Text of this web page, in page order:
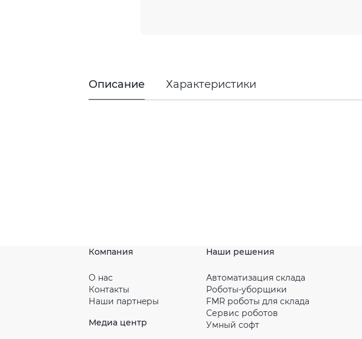
Описание Характеристики
Компания
О нас
Контакты
Наши партнeры
Медиа центр
Наши решения
Автоматизация склада
Роботы-уборщики
FMR роботы для склада
Сервис роботов
Умный софт